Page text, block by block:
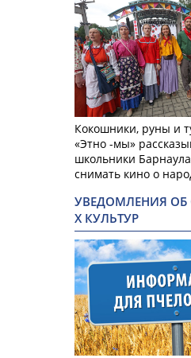
Кокошники, руны и
«Этно -мы»
школьники
снимать кино о
УВЕДОМЛЕНИЯ ОБ
Х КУЛЬТУР